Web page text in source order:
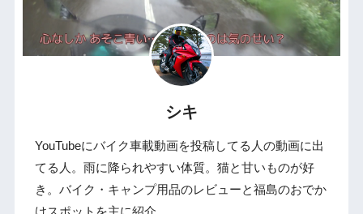
シキ
YouTubeにバイク車載動画を投稿してる人の動画に出
てる人。雨に降られやすい体質。猫と甘いものが好
き。バイク・キャンプ用品のレビューと福島のおでか
けスポットを主に紹介。